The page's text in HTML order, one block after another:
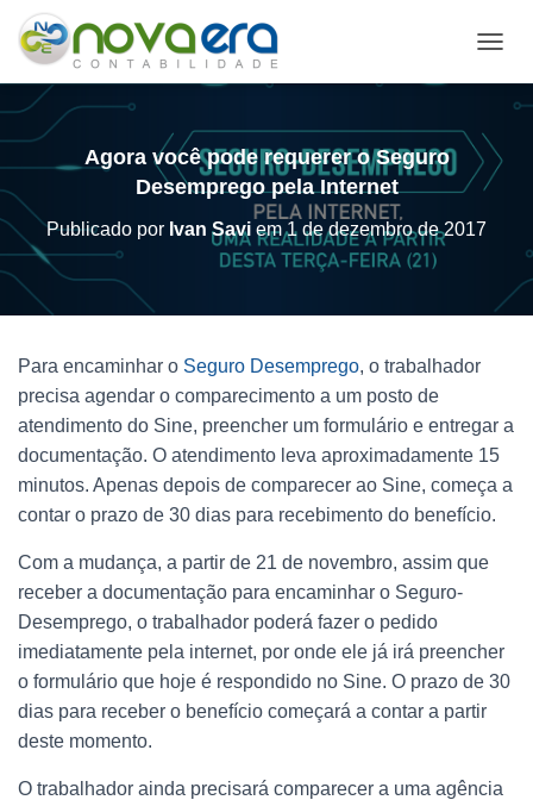
L
R
N
E
O
Agora você pode requerer o Seguro
Desemprego pela Internet
Publicado por Ivan Savi em1 de dezembro de 2017
Para encaminhar o Seguro Desemprego, o trabalhador
precisa agendar o comparecimento a um posto de
atendimento do Sine, preencher um formulário e entregar a
documentação. O atendimento leva aproximadamente 15
minutos. Apenas depois de comparecer ao Sine, começa a
contar o prazo de 30 dias para recebimento do benefício.
Com a mudança, a partir de 21 de novembro, assim que
receber a documentação para encaminhar o Seguro-
Desemprego, o trabalhador poderá fazer o pedido
imediatamente pela internet, por onde ele já irá preencher
o formulário que hoje é respondido no Sine. O prazo de 30
dias para receber o benefício começará a contar a partir
deste momento.
O trabalhador ainda precisará comparecer a uma agência